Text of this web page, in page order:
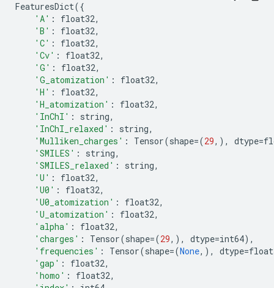
FeaturesDict({
'A' : float32,
'B' : float32,
'C' : float32,
'Cv' : float32,
'G' : float32,
'G_atomization' : float32,
'H' : float32,
'H_atomization' : float32,
'InChI' : string,
'InChI_relaxed' : string,
'Mulliken_charges' : Tensor(shape=(29,), dtype=
'SMILES' : string,
'SMILES_relaxed' : string,
'U' : float32,
'U0' : float32,
'U0_atomization' : float32,
'U_atomization' : float32,
'alpha' : float32,
'charges' : Tensor(shape=(29,), dtype=int64),
'frequencies' : Tensor(shape=(None,), dtype=
'gap' : float32,
'homo' : float32,